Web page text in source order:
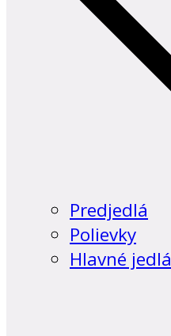
Predjedlá
Polievky
Hlavné jedlá